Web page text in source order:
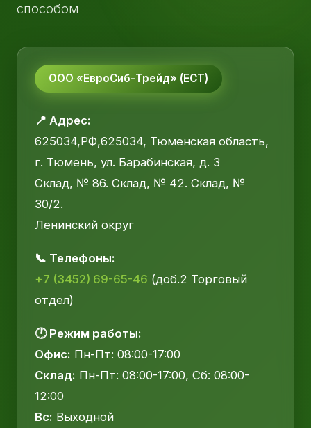
способом
ООО «ЕвроСиб-Трейд» (ЕСТ)
📍 Адрес:
625034,РФ,625034, Тюменская область,
г. Тюмень, ул. Барабинская, д. 3
Склад, № 86. Склад, № 42. Склад, №
30/2.
Ленинский округ
📞 Телефоны:
+7 (3452) 69-65-46 (доб.2 Торговый
отдел)
🕐 Режим работы:
Офис: Пн-Пт: 08:00-17:00
Склад: Пн-Пт: 08:00-17:00, Сб: 08:00-
12:00
Вс: Выходной